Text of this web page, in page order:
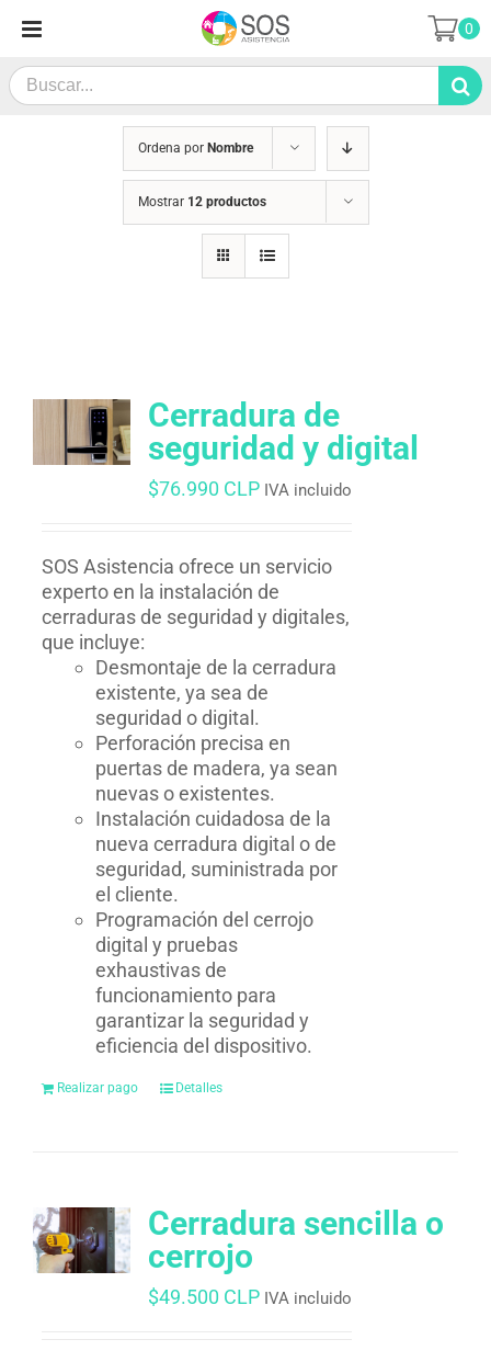
contenido
Search
for:
0
Ordena por Nombre
Mostrar 12 productos
Cerradura de
seguridad y digital
$76.990 CLP IVA incluido
SOS Asistencia ofrece un servicio
experto en la instalación de
cerraduras de seguridad y digitales,
que incluye:
Desmontaje de la cerradura
existente, ya sea de
seguridad o digital.
Perforación precisa en
puertas de madera, ya sean
nuevas o existentes.
Instalación cuidadosa de la
nueva cerradura digital o de
seguridad, suministrada por
el cliente.
Programación del cerrojo
digital y pruebas
exhaustivas de
funcionamiento para
garantizar la seguridad y
eficiencia del dispositivo.
Realizar pago Detalles
Cerradura sencilla o
cerrojo
$49.500 CLP IVA incluido